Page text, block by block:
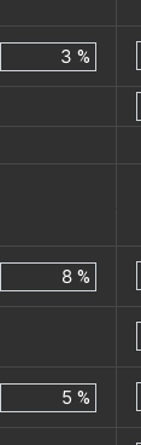
%
%
%